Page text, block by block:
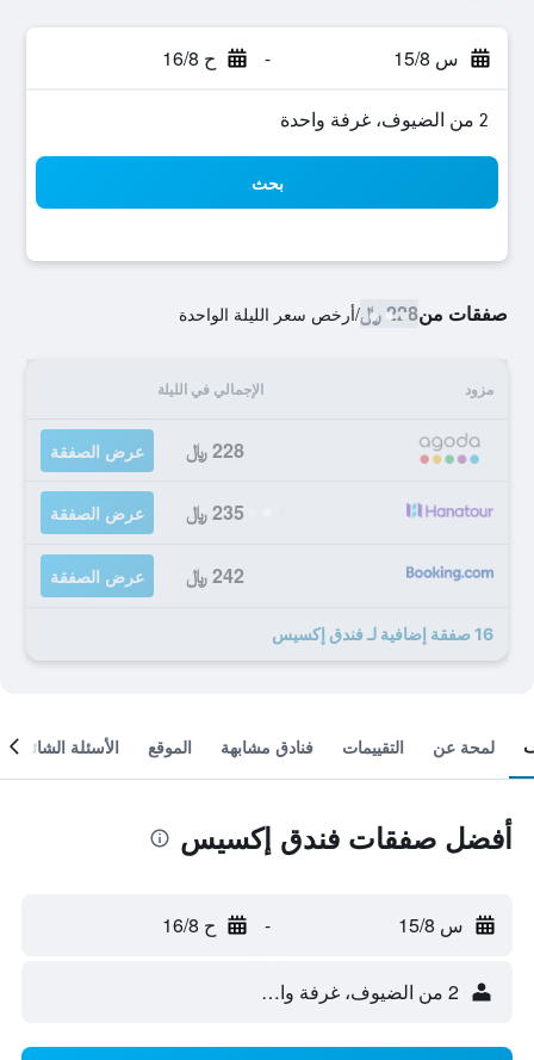
س 15/8 - ح 16/8
2 من الضيوف، غرفة واحدة
بحث
صفقات من228 ﷼ /أرخص سعر الليلة الواحدة
مزود الإجمالي في الليلة
228 ﷼ عرض الصفقة
235 ﷼ عرض الصفقة
242 ﷼ عرض الصفقة
16 صفقة إضافية لـ فندق إكسيس
لمحة عن التقييمات فنادق مشابهة الموقع الأسئلة الشائعة
أفضل صفقات فندق إكسيس
س 15/8 - ح 16/8
2 من الضيوف، غرفة واحدة